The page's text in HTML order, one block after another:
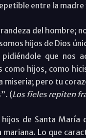
entre la
del hombre;
hijos de Dios
pidiéndole que nos
como hijos, como
miseria; pero tu
(Los fieles repiten
hijos de Santa María
mariana. Lo que